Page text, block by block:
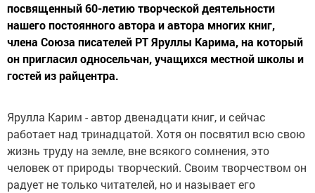
посвященный 60-летию творческой деятельности
нашего постоянного автора и автора многих книг,
члена Союза писателей РТ Яруллы Карима, на который
он пригласил односельчан, учащихся местной школы и
гостей из райцентра.
Ярулла Карим - автор двенадцати книг, и сейчас
работает над тринадцатой. Хотя он посвятил всю свою
жизнь труду на земле, вне всякого сомнения, это
человек от природы творческий. Своим творчеством он
радует не только читателей, но и называет его